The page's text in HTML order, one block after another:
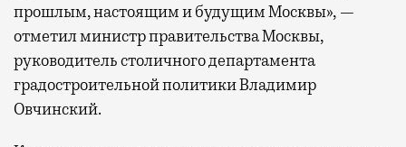
прошлым, настоящим и будущим Москвы», —
отметил министр правительства Москвы,
руководитель столичного департамента
градостроительной политики Владимир
Овчинский.